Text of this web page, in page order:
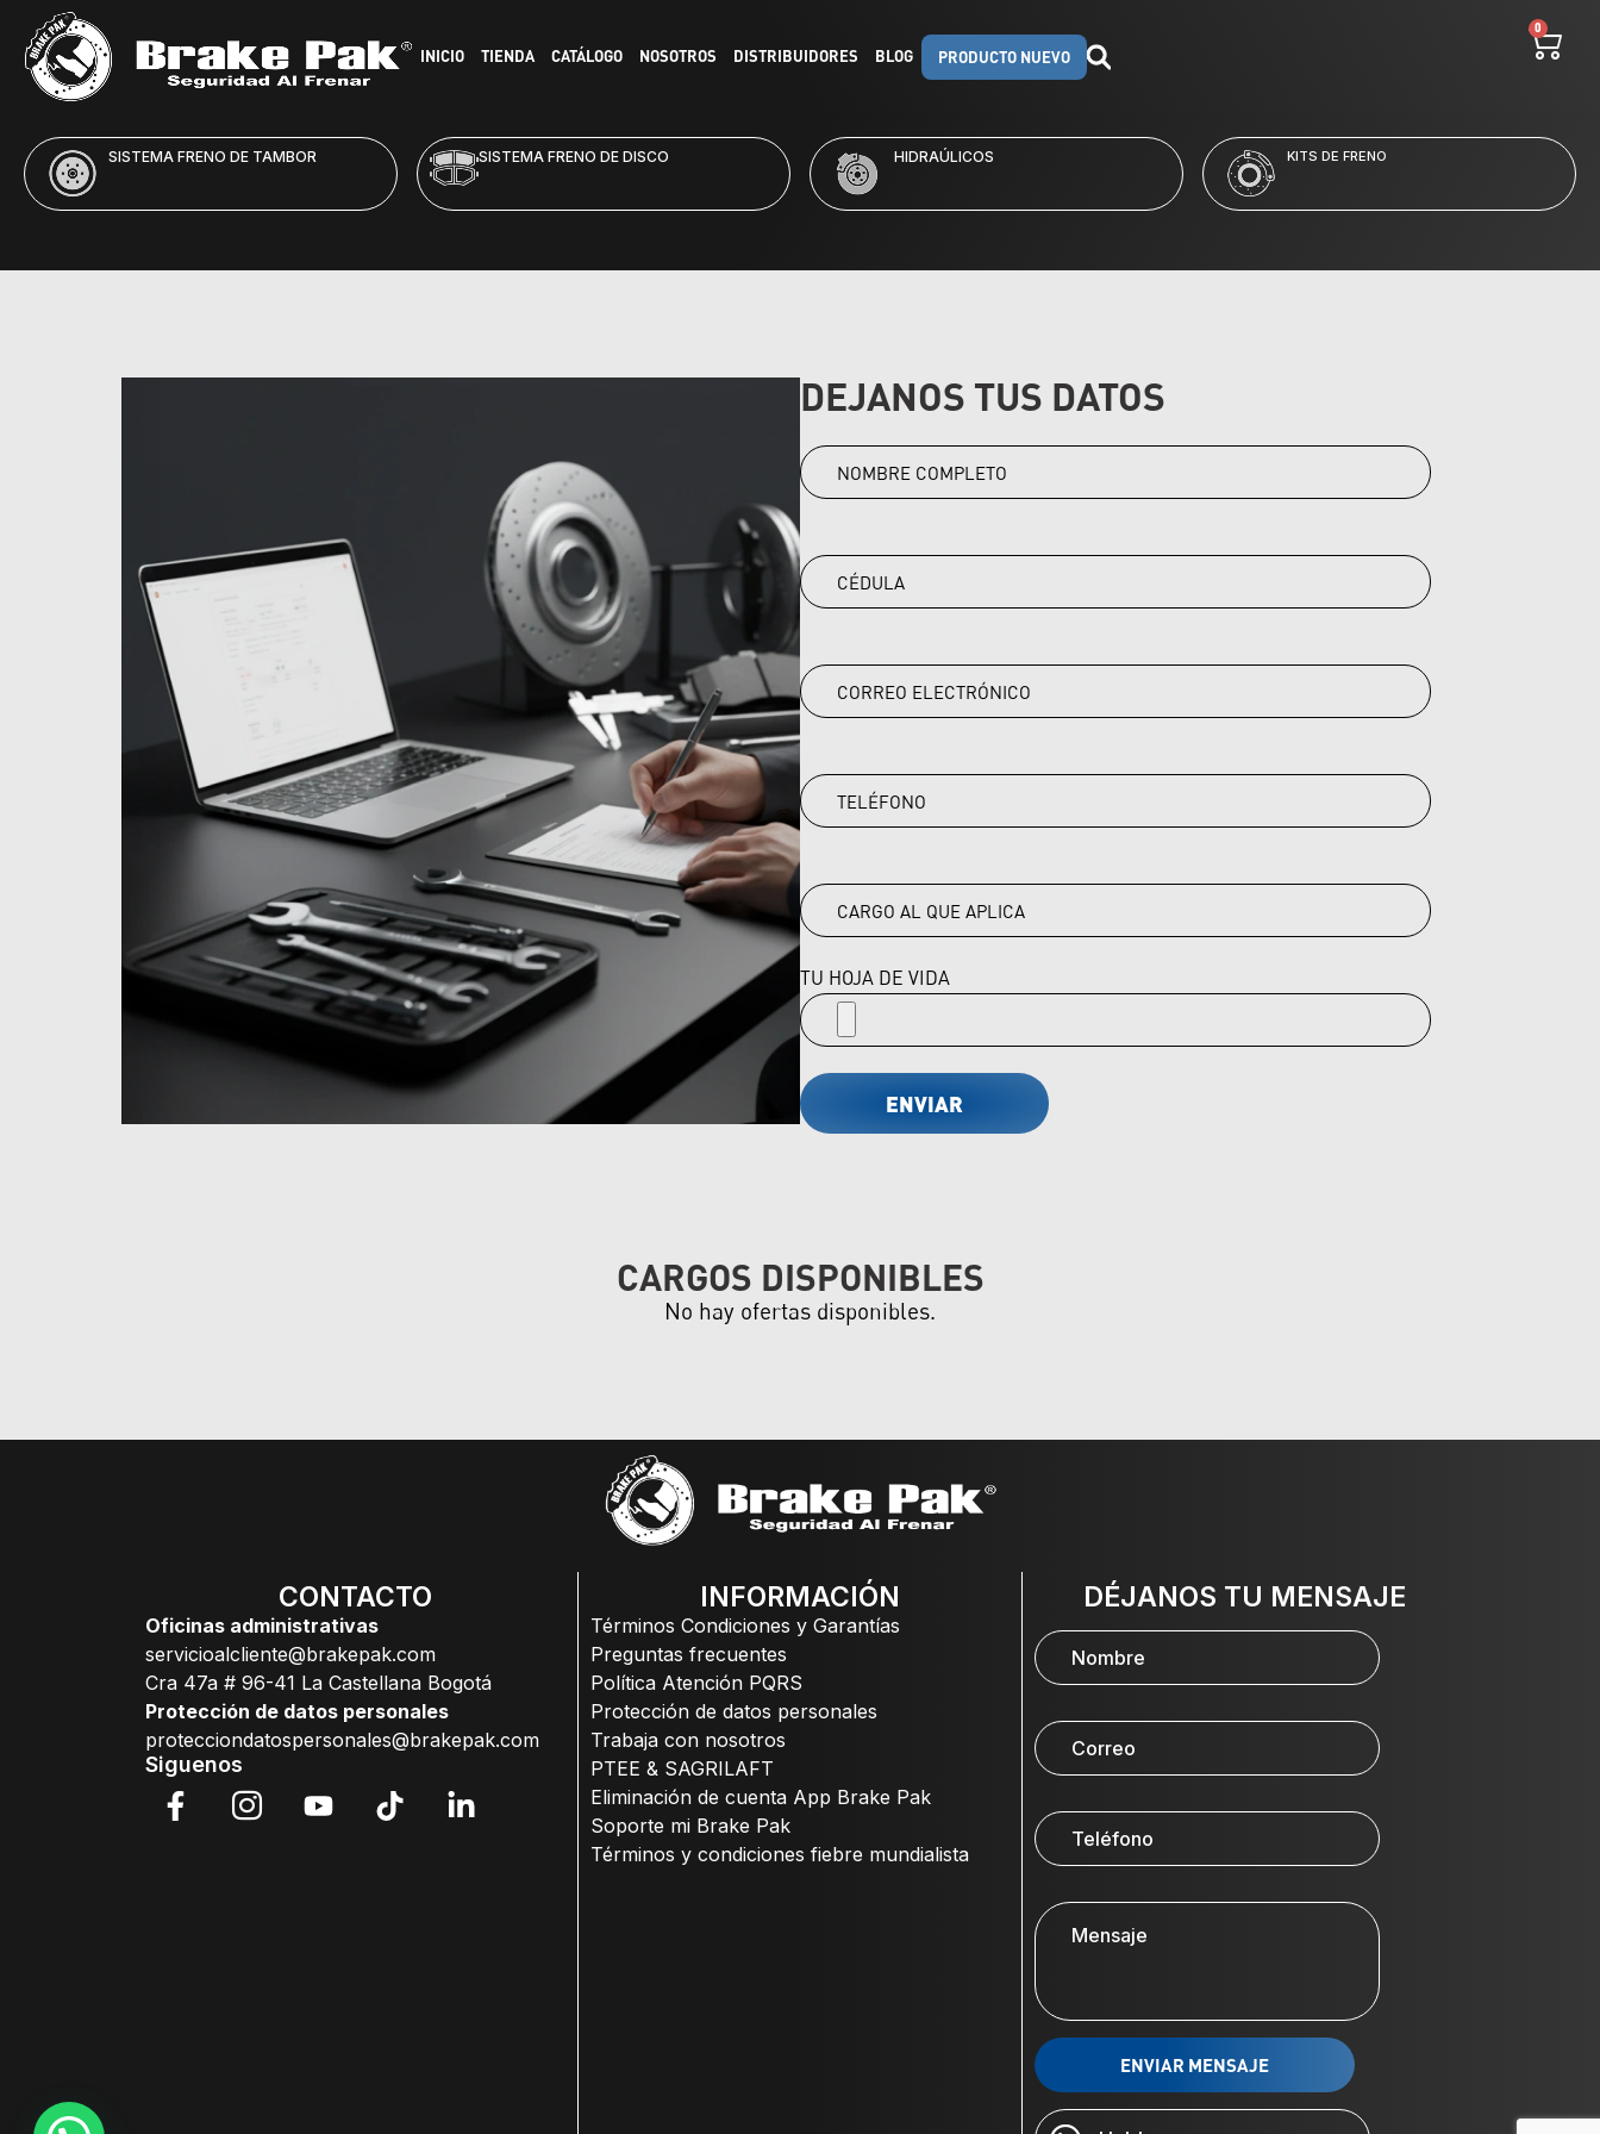
INICIO TIENDA CATÁLOGO NOSOTROS DISTRIBUIDORES BLOG PRODUCTO NUEVO
0
SISTEMA FRENO DE TAMBOR SISTEMA FRENO DE DISCO HIDRAÚLICOS KITS DE FRENO
DEJANOS TUS DATOS
TU HOJA DE VIDA
CARGOS DISPONIBLES
No hay ofertas disponibles.
CONTACTO
Oficinas administrativas
servicioalcliente@brakepak.com
Cra 47a # 96-41 La Castellana Bogotá
Protección de datos personales
protecciondatospersonales@brakepak.com
Siguenos
INFORMACIÓN
Términos Condiciones y Garantías
Preguntas frecuentes
Política Atención PQRS
Protección de datos personales
Trabaja con nosotros
PTEE & SAGRILAFT
Eliminación de cuenta App Brake Pak
Soporte mi Brake Pak
Términos y condiciones fiebre mundialista
DÉJANOS TU MENSAJE